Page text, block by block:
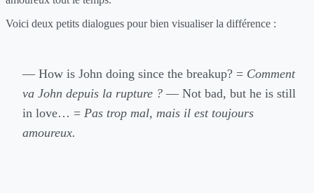
Voici deux petits dialogues pour bien visualiser la différence :
— How is John doing since the breakup? = Comment
va John depuis la rupture ? — Not bad, but he is still
in love… = Pas trop mal, mais il est toujours
amoureux.